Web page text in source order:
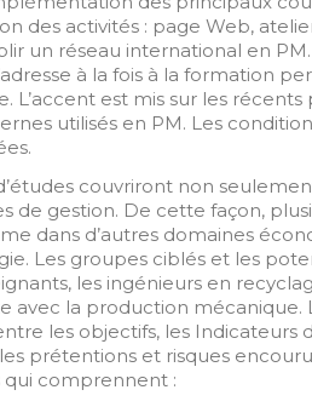
des activités : page Web,
un réseau international en
à la fois à la formation
L’accent est mis sur les
utilisés en PM. Les
couvriront non
de gestion. De cette façon,
dans d’autres domaines
Les groupes ciblés et les
les ingénieurs en
avec la production
les objectifs, les Indicateurs
prétentions et risques
qui comprennent :